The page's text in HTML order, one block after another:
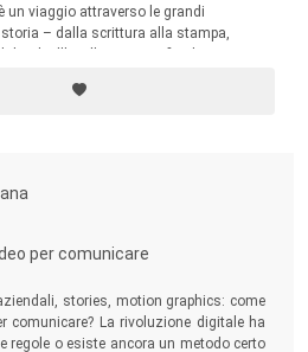
un viaggio attraverso le grandi
– dalla scrittura alla stampa,
epocale abbia ampliato le possibilità,
di dipendenza, disuguaglianza e
per comunicare
stories, motion graphics: come
comunicare? La rivoluzione digitale ha
regole o esiste ancora un metodo certo